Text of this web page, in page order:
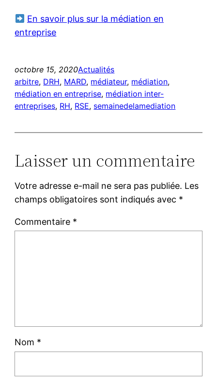
En savoir plus sur la médiation en
entreprise
octobre 15, 2020Actualités
arbitre, DRH, MARD, médiateur, médiation
médiation en entreprise, médiation inter-
entreprises, RH, RSE, semainedelamediation
Laisser un commentaire
Votre adresse e-mail ne sera pas publiée. Les
champs obligatoires sont indiqués avec *
Commentaire *
Nom *